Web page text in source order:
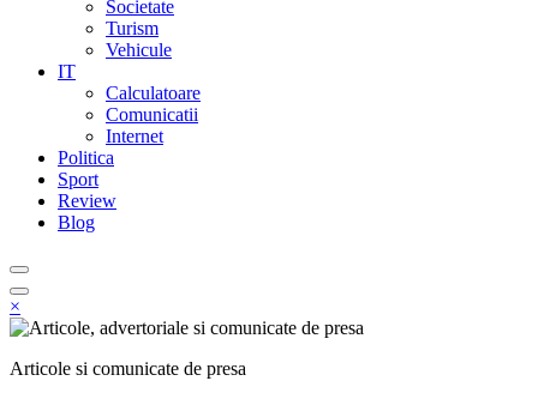
Societate
Turism
Vehicule
IT
Calculatoare
Comunicatii
Internet
Politica
Sport
Review
Blog
×
Articole si comunicate de presa